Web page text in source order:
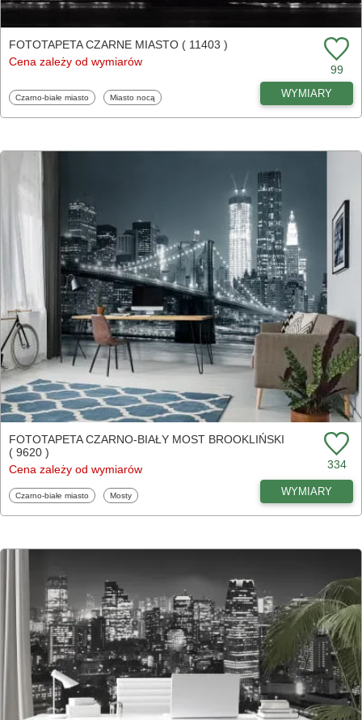
FOTOTAPETA CZARNE MIASTO ( 11403 )
Cena zależy od wymiarów
99
Fototapety
Czarno-białe miasto Fototapety
Miasto nocą WYMIARY
FOTOTAPETA CZARNO-BIAŁY MOST BROOKLIŃSKI
( 9620 )
Cena zależy od wymiarów
334
Fototapety
Czarno-białe miasto Fototapety
Mosty WYMIARY